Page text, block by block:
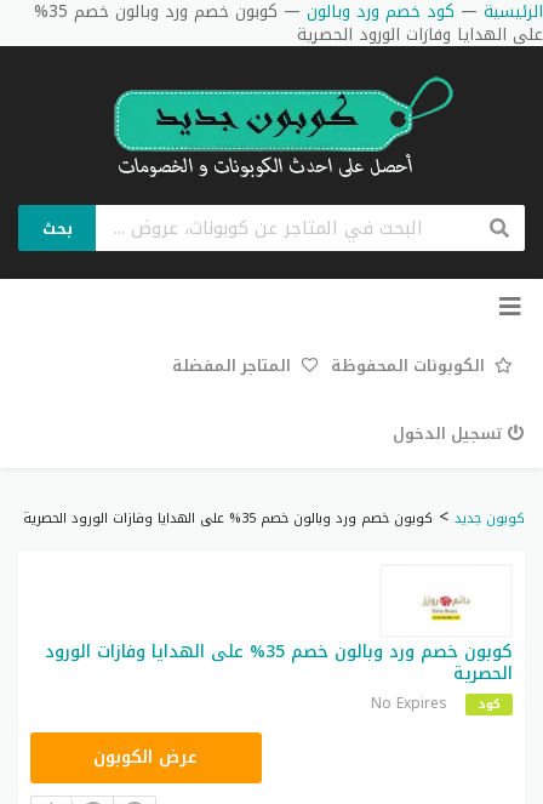
الرئيسية — كود خصم ورد وبالون — كوبون خصم ورد وبالون خصم 35%
على الهدايا وفازات الورود الحصرية
بحث
تخطي
الكوبونات المحفوظة المتاجر المفضلة
تسجيل الدخول
كوبون جديد > كوبون خصم ورد وبالون خصم 35% على الهدايا وفازات الورود الحصرية
كوبون خصم ورد وبالون خصم 35% على الهدايا وفازات الورود
الحصرية
كود No Expires
عرض الكوبون